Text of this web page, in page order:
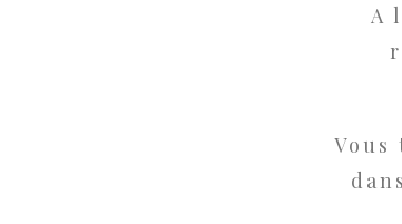
A